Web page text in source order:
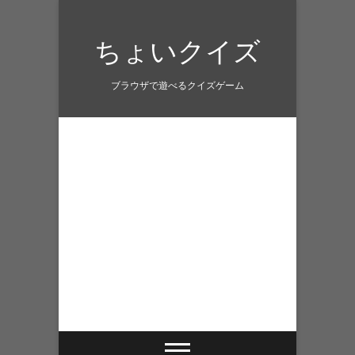
ちょいクイズ
ブラウザで遊べるクイズゲーム